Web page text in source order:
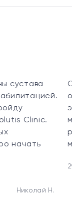
сустава
Clinic.
начать
Николай Н.